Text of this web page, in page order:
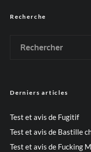
Recherche
Derniers articles
Test et avis de Fugitif
Test et avis de Bastille
Test et avis de Fucking